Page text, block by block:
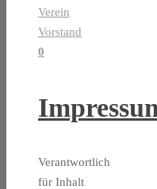
Verein
Vorstand
0
Verantwortlich
für Inhalt